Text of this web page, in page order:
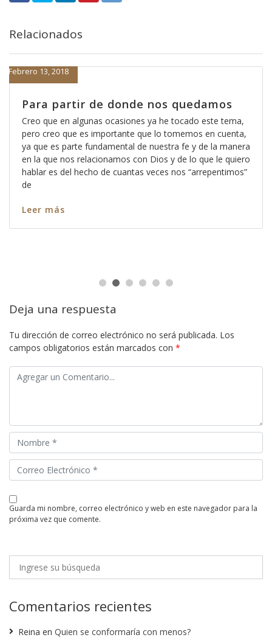
Relacionados
Para partir de donde nos quedamos
Febrero 13, 2018
Creo que en algunas ocasiones ya he tocado este tema,
pero creo que es importante que lo tomemos en cuenta,
ya que es parte fundamental de nuestra fe y de la manera
en la que nos relacionamos con Dios y de lo que le quiero
hablar es del hecho de cuantas veces nos “arrepentimos”
de
Leer más
Deja una respuesta
Tu dirección de correo electrónico no será publicada. Los
campos obligatorios están marcados con *
guarda mi nombre, correo electrónico y web en este navegador para la
próxima vez que comente.
Comentarios recientes
Reina en Quien se conformaría con menos?